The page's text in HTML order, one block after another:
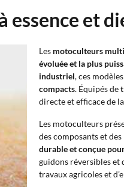
et
Les motoculteurs
évoluée et la plus
industriel, ces
compacts. Équipés de
directe et efficace de
Les motoculteurs
des composants et
durable et conçue
guidons réversibles et
travaux agricoles et